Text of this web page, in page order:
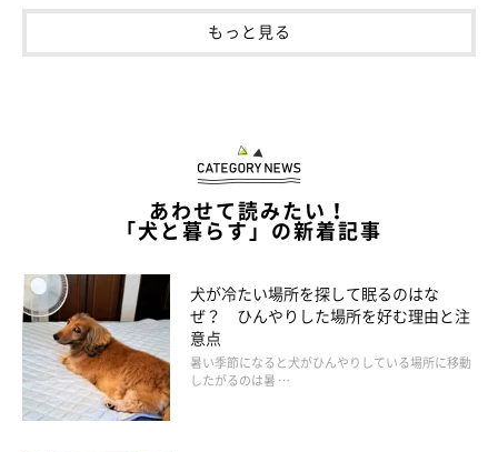
まいにちのいぬ・ねこのきもちアプリ
あるある3：穴を掘っておやつを埋める
もっと見る
あわせて読みたい！
「犬と暮らす」の新着記事
犬が冷たい場所を探して眠るのはな
ぜ？ ひんやりした場所を好む理由と注
意点
暑い季節になると犬がひんやりしている場所に移動
したがるのは暑 …